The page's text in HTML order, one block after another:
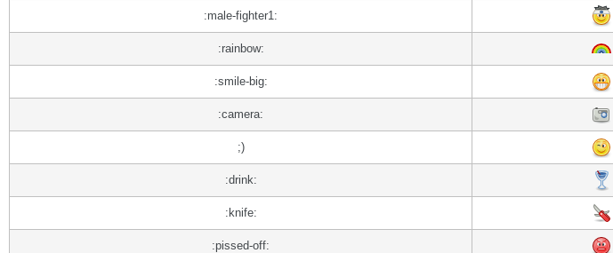
:male-fighter1:
:rainbow:
:smile-big:
:camera:
;)
:drink:
:knife:
:pissed-off: